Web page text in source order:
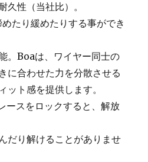
久性（当社比）。
たり緩めたりする事ができ
。Boaは、ワイヤー同士の
に合わせた力を分散させる
ット感を提供します。
ースをロックすると、解放
だり解けることがありませ